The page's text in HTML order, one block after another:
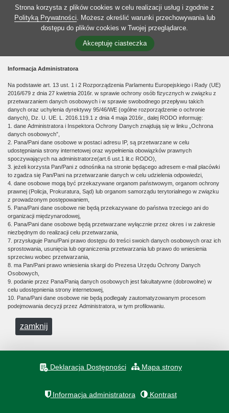
Strona korzysta z plików cookies w celu realizacji usług i zgodnie z
Polityką Prywatności. Możesz określić warunki przechowywania lub
dostępu do plików cookies w Twojej przeglądarce.
Akceptuję ciasteczka
Informacja Administratora
Na podstawie art. 13 ust. 1 i 2 Rozporządzenia Parlamentu Europejskiego i Rady (UE)
2016/679 z dnia 27 kwietnia 2016r. w sprawie ochrony osób fizycznych w związku z
przetwarzaniem danych osobowych i w sprawie swobodnego przepływu takich
danych oraz uchylenia dyrektywy 95/46/WE (ogólne rozporządzenie o ochronie
danych), Dz. U. UE. L. 2016.119.1 z dnia 4 maja 2016r., dalej RODO informuję:
1. dane Administratora i Inspektora Ochrony Danych znajdują się w linku „Ochrona
danych osobowych”,
2. Pana/Pani dane osobowe w postaci adresu IP, są przetwarzane w celu
udostępniania strony internetowej oraz wypełnienia obowiązków prawnych
spoczywających na administratorze(art.6 ust.1 lit.c RODO),
3. jeżeli korzysta Pan/Pani z odnośnika na stronie będącego adresem e-mail placówki
to zgadza się Pan/Pani na przetwarzanie danych w celu udzielenia odpowiedzi,
4. dane osobowe mogą być przekazywane organom państwowym, organom ochrony
prawnej (Policja, Prokuratura, Sąd) lub organom samorządu terytorialnego w związku
z prowadzonym postępowaniem,
5. Pana/Pani dane osobowe nie będą przekazywane do państwa trzeciego ani do
organizacji międzynarodowej,
6. Pana/Pani dane osobowe będą przetwarzane wyłącznie przez okres i w zakresie
niezbędnym do realizacji celu przetwarzania,
7. przysługuje Panu/Pani prawo dostępu do treści swoich danych osobowych oraz ich
sprostowania, usunięcia lub ograniczenia przetwarzania lub prawo do wniesienia
sprzeciwu wobec przetwarzania,
8. ma Pan/Pani prawo wniesienia skargi do Prezesa Urzędu Ochrony Danych
Osobowych,
9. podanie przez Pana/Panią danych osobowych jest fakultatywne (dobrowolne) w
celu udostępnienia strony internetowej,
10. Pana/Pani dane osobowe nie będą podlegały zautomatyzowanym procesom
podejmowania decyzji przez Administratora, w tym profilowaniu.
zamknij
Deklaracja Dostępności Mapa strony
Informacja administratora Kontrast